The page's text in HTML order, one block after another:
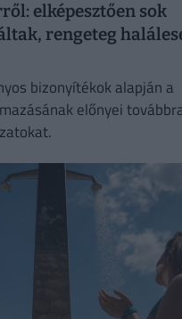
elképesztően sok
rengeteg
bizonyítékok alapján a
előnyei